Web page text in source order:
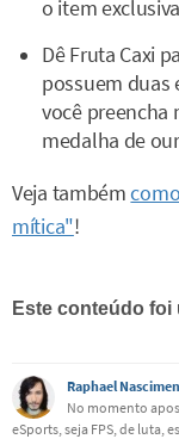
o item
Dê Fruta Caxi
possuem duas
você preencha
medalha de
Veja também
mítica"!
Este conteúdo foi
Este conteúdo
Este conteúdo
Raphael
No momento
eSports, seja FPS, de luta,